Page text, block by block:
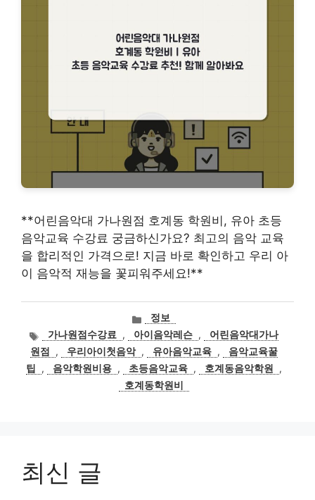
**어린음악대 가나원점 호계동 학원비, 유아 초등
음악교육 수강료 궁금하신가요? 최고의 음악 교육
을 합리적인 가격으로! 지금 바로 확인하고 우리 아
이 음악적 재능을 꽃피워주세요!**
카
테
고
리
정보
태
그
가나원점수강료 , 아이음악레슨 ,
어린음악대가나
원점
, 우리아이첫음악 , 유아음악교육 ,
음악교육꿀
팁
, 음악학원비용 , 초등음악교육 , 호계동음악학원
,
호계동학원비
최신 글